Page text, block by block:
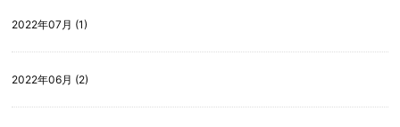
2022年07月 (1)
2022年06月 (2)